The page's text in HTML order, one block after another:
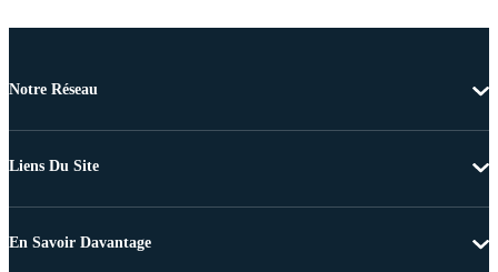
Notre Réseau
Liens Du Site
En Savoir Davantage